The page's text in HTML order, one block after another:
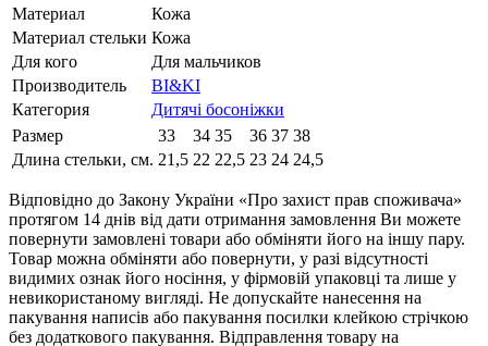
Материал
Кожа
Материал стельки Кожа
Для кого
Для мальчиков
Производитель
BI&KI
Категория
Дитячі босоніжки
Размер
33 34 35 36 37 38
Длина стельки, см. 21,5 22 22,5 23 24 24,5
Відповідно до Закону України «Про захист прав споживача»
протягом 14 днів від дати отримання замовлення Ви можете
повернути замовлені товари або обміняти його на іншу пару.
Товар можна обміняти або повернути, у разі відсутності
видимих ​​ознак його носіння, у фірмовій упаковці та лише у
невикористаному вигляді. Не допускайте нанесення на
пакування написів або пакування посилки клейкою стрічкою
без додаткового пакування. Відправлення товару на